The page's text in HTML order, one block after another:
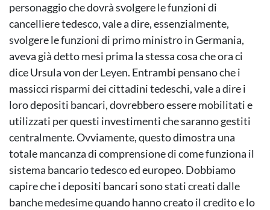
personaggio che dovrà svolgere le funzioni di
cancelliere tedesco, vale a dire, essenzialmente,
svolgere le funzioni di primo ministro in Germania,
aveva già detto mesi prima la stessa cosa che ora ci
dice Ursula von der Leyen. Entrambi pensano che i
massicci risparmi dei cittadini tedeschi, vale a dire i
loro depositi bancari, dovrebbero essere mobilitati e
utilizzati per questi investimenti che saranno gestiti
centralmente. Ovviamente, questo dimostra una
totale mancanza di comprensione di come funziona il
sistema bancario tedesco ed europeo. Dobbiamo
capire che i depositi bancari sono stati creati dalle
banche medesime quando hanno creato il credito e lo